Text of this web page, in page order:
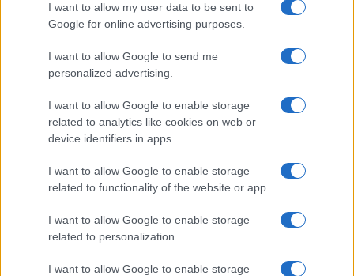
I want to allow my user data to be sent to
Google for online advertising purposes.
I want to allow Google to send me
personalized advertising.
I want to allow Google to enable storage
related to analytics like cookies on web or
device identifiers in apps.
I want to allow Google to enable storage
related to functionality of the website or app.
I want to allow Google to enable storage
related to personalization.
I want to allow Google to enable storage
Cómo Bitcoin y la IA están transformando la economía global
CRIPTOMONEDAS